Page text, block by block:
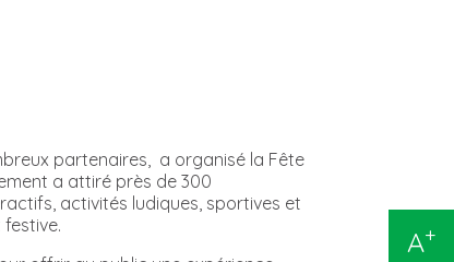
A+
partenaires, a organisé la Fête
a attiré près de 300
activités ludiques, sportives et